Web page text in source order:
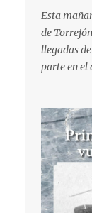
esas
Festival
las tomas
Esta
de
llegadas
parte en el
Aire para
había
cercano
es lo
de la